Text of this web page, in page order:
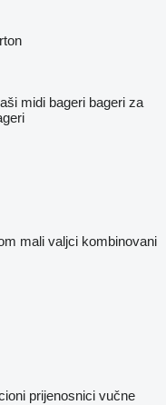
midi bageri bageri za
mali valjci kombinovani
prijenosnici vučne